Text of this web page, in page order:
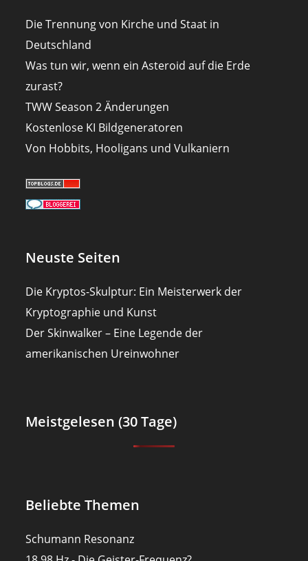
Die Trennung von Kirche und Staat in
Deutschland
Was tun wir, wenn ein Asteroid auf die Erde
zurast?
TWW Season 2 Änderungen
Kostenlose KI Bildgeneratoren
Von Hobbits, Hooligans und Vulkaniern
Neuste Seiten
Die Kryptos-Skulptur: Ein Meisterwerk der
Kryptographie und Kunst
Der Skinwalker – Eine Legende der
amerikanischen Ureinwohner
Meistgelesen (30 Tage)
Beliebte Themen
Schumann Resonanz